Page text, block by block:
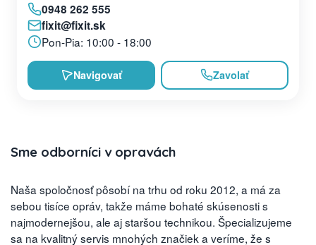
0948 262 555
fixit@fixit.sk
Pon-Pia: 10:00 - 18:00
Navigovať Zavolať
Sme odborníci v opravách
Naša spoločnosť pôsobí na trhu od roku 2012, a má za
sebou tisíce opráv, takže máme bohaté skúsenosti s
najmodernejšou, ale aj staršou technikou. Špecializujeme
sa na kvalitný servis mnohých značiek a veríme, že s